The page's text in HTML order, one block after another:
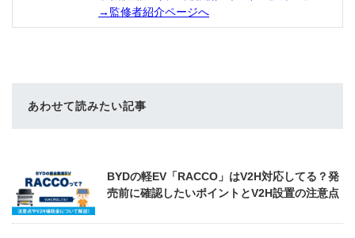
→監修者紹介ページへ
あわせて読みたい記事
BYDの軽EV「RACCO」はV2H対応してる？発
売前に確認したいポイントとV2H設置の注意点